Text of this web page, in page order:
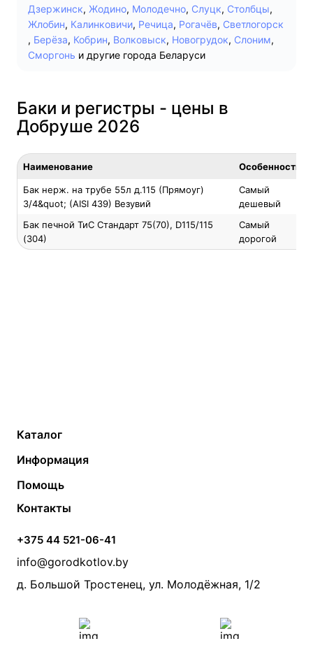
Дзержинск, Жодино, Молодечно, Слуцк, Столбцы,
Жлобин, Калинковичи, Речица, Рогачёв, Светлогорск
, Берёза, Кобрин, Волковыск, Новогрудок, Слоним,
Сморгонь и другие города Беларуси
Баки и регистры - цены в
Добруше 2026
Наименование Особенность
Бак нерж. на трубе 55л д.115 (Прямоуг)
3/4&quot; (AISI 439) Везувий
Самый
дешевый
Бак печной ТиС Стандарт 75(70), D115/115
(304)
Самый
дорогой
Каталог
Твердотопливные котлы
Электрические котлы
Банные печи
Камины и печи
Теплый пол
Радиаторы
Насосы
Дымоходы
Информация
Контакты
Статьи
Акции
Производители
Помощь
Монтаж систем отопления
Прайс по монтажу систем отопления
Проект систем отопления
Контакты
+375 44 521-06-41
info@gorodkotlov.by
д. Большой Тростенец, ул. Молодёжная, 1/2